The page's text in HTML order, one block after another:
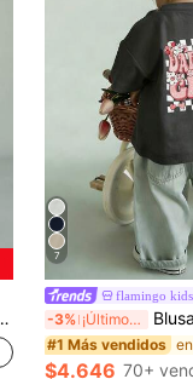
7
flamingo kids
-3% ¡Últimos 2 días Blusa linda de manga corta
#1 Más vendidos
$4.646 70+